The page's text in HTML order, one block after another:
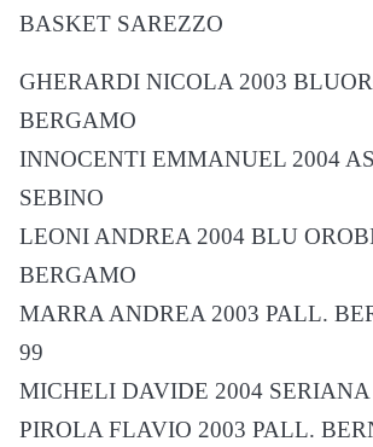
BASKET SAREZZO
GHERARDI NICOLA 2003
BERGAMO
INNOCENTI EMMANUEL 2004
SEBINO
LEONI ANDREA 2004 BLU
BERGAMO
MARRA ANDREA 2003 PALL.
99
MICHELI DAVIDE 2004
PIROLA FLAVIO 2003 PALL.